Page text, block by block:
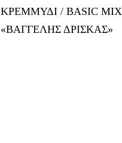
ΚΡΕΜΜΥΔΙ / BASIC MIX
«ΒΑΓΓΕΛΗΣ ΔΡΙΣΚΑΣ»